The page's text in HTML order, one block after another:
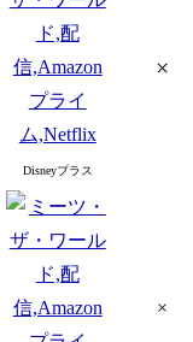
Disneyプラス
×
×